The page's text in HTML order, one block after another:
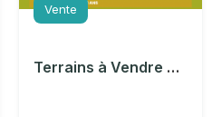
Vente
Terrains à Vendre à Pout